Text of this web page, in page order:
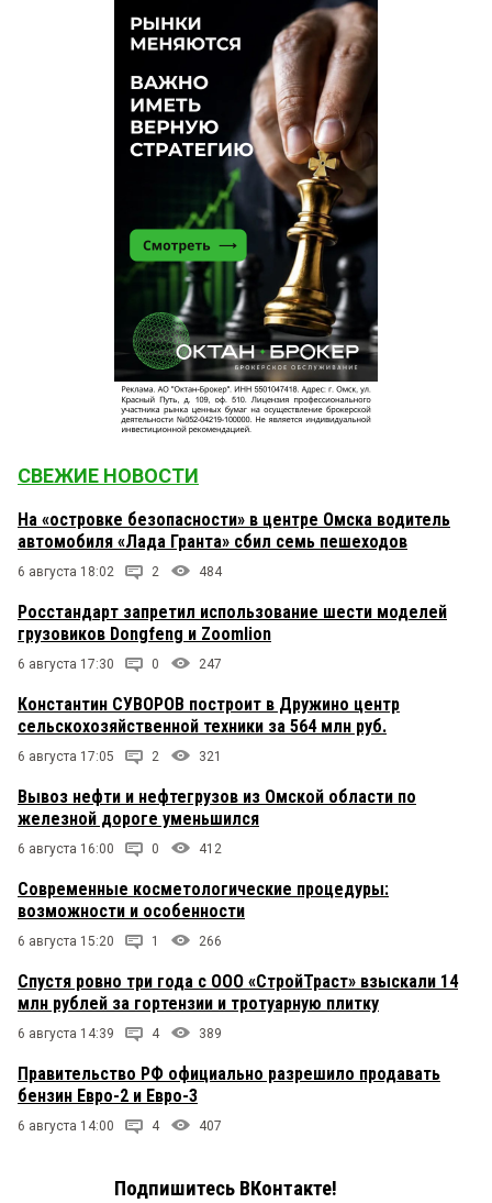
СВЕЖИЕ НОВОСТИ
На «островке безопасности» в центре Омска водитель
автомобиля «Лада Гранта» сбил семь пешеходов
6 августа 18:02 2 484
Росстандарт запретил использование шести моделей
грузовиков Dongfeng и Zoomlion
6 августа 17:30 0 247
Константин СУВОРОВ построит в Дружино центр
сельскохозяйственной техники за 564 млн руб.
6 августа 17:05 2 321
Вывоз нефти и нефтегрузов из Омской области по
железной дороге уменьшился
6 августа 16:00 0 412
Современные косметологические процедуры:
возможности и особенности
6 августа 15:20 1 266
Спустя ровно три года с ООО «СтройТраст» взыскали 14
млн рублей за гортензии и тротуарную плитку
6 августа 14:39 4 389
Правительство РФ официально разрешило продавать
бензин Евро-2 и Евро-3
6 августа 14:00 4 407
Подпишитесь ВКонтакте!